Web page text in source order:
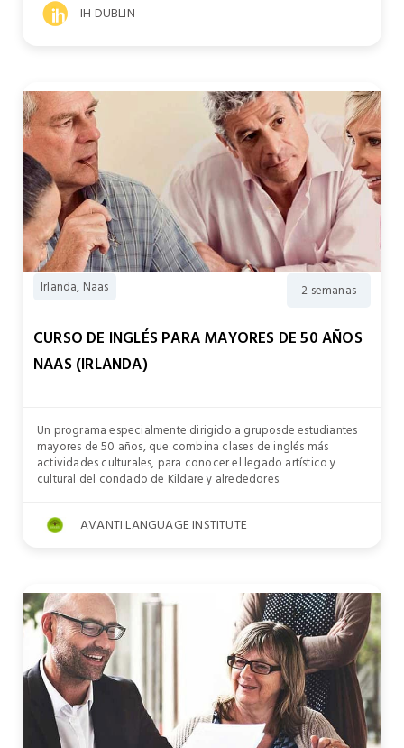
IH DUBLIN
Irlanda, Naas 2 semanas
CURSO DE INGLÉS PARA MAYORES DE 50 AÑOS
NAAS (IRLANDA)
Un programa especialmente dirigido a gruposde estudiantes
mayores de 50 años, que combina clases de inglés más
actividades culturales, para conocer el legado artístico y
cultural del condado de Kildare y alrededores.
AVANTI LANGUAGE INSTITUTE